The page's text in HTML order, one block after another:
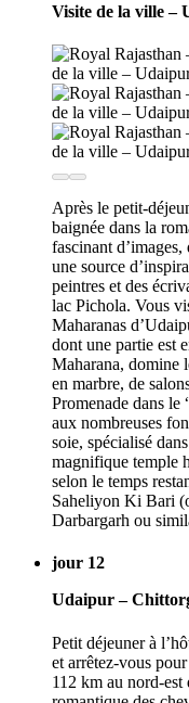
Visite de la ville –
Après le petit-
baignée dans la
fascinant d’images,
une source
peintres et des
lac Pichola. Vous
Maharanas
dont une partie est
Maharana, domine
en marbre, de
Promenade dans le
aux nombreuses
soie, spécialisé
magnifique temple
selon le temps
Saheliyon Ki Bari
Darbargarh ou
jour 12
Udaipur –
Petit déjeuner à
et arrêtez-vous
112 km au nord-est